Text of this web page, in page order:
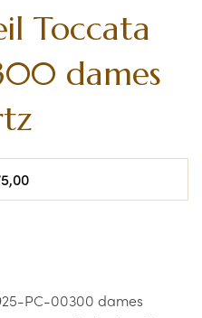
Toccata
dames
PC-00300 dames